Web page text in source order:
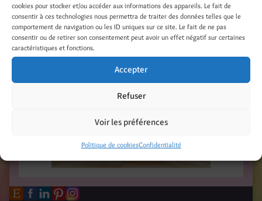
cookies pour stocker et/ou accéder aux informations des appareils. Le fait de
consentir à ces technologies nous permettra de traiter des données telles que le
comportement de navigation ou les ID uniques sur ce site. Le fait de ne pas
consentir ou de retirer son consentement peut avoir un effet négatif sur certaines
caractéristiques et fonctions.
Accepter
Refuser
Voir les préférences
Politique de cookiesConfidentialité
P9150064
23 décembre 2022